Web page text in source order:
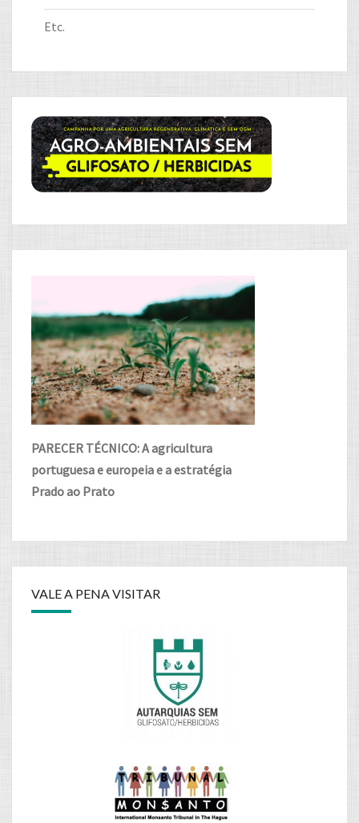
Etc.
PARECER TÉCNICO: A agricultura
portuguesa e europeia e a estratégia
Prado ao Prato
VALE A PENA VISITAR